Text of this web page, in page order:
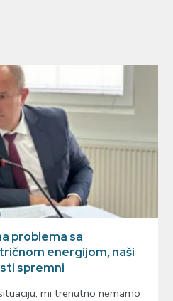
problema sa
energijom, naši
spremni
mi trenutno nemamo